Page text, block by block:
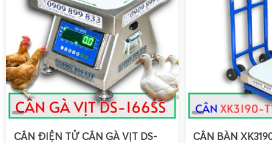
CÂN ĐIỆN TỬ CÂN GÀ VỊT DS-
CÂN BÀN